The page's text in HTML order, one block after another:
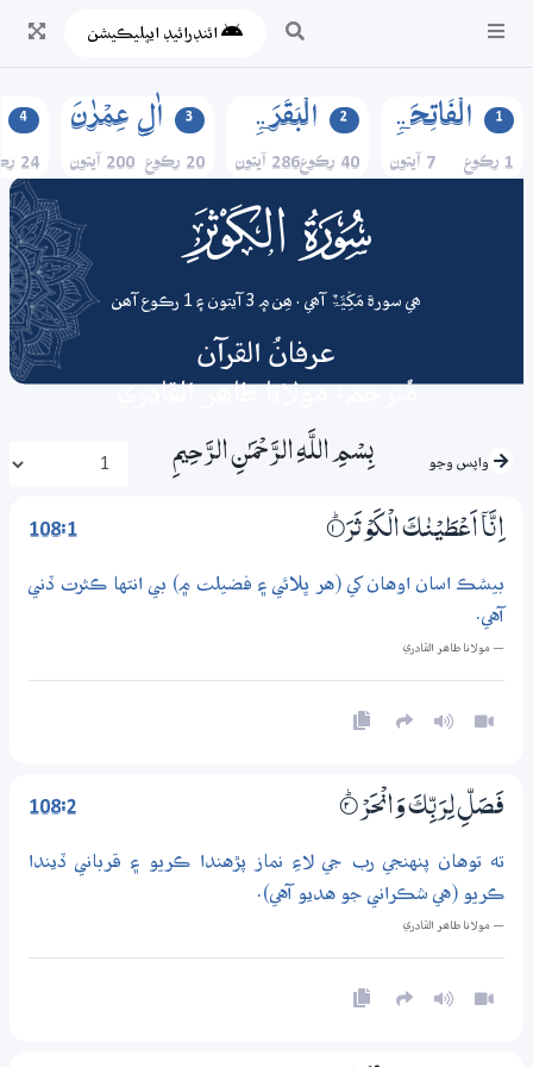
ائنڊرائيڊ ايپليڪيشن
1 الۡفَاتِحَۃِ
1 رڪوع 7 آيتون
2 الۡبَقَرَۃِ
40 رڪوع 286 آيتون
3 اٰلِ عِمۡرٰنَ
20 رڪوع 200 آيتون
4
24 رڪوع
108 surah
ھي سورة مَکِّیَّۃٌ آھي . ھِن ۾ 3 آيتون ۽ 1 رڪوع آھن
عرفانُ القرآن
مُترجم: مولانا طاھر القادري
واپس وڃو بِسْمِ اللَّـهِ الرَّحْمَـٰنِ الرَّحِيمِ
108:1 اِنَّآ اَعْطَيْنٰكَ الْكَوْثَرَ 1‏۝ۭ
بيشڪ اسان اوهان کي (هر ڀلائي ۽ فضيلت ۾) بي انتها ڪثرت ڏني
آهي.
— مولانا طاھر القادري
108:2 فَصَلِّ لِرَبِّكَ وَانْحَرْ 2‏۝ۭ
ته توهان پنهنجي رب جي لاءِ نماز پڙهندا ڪريو ۽ قرباني ڏيندا
ڪريو (هي شڪراني جو هديو آهي).
— مولانا طاھر القادري